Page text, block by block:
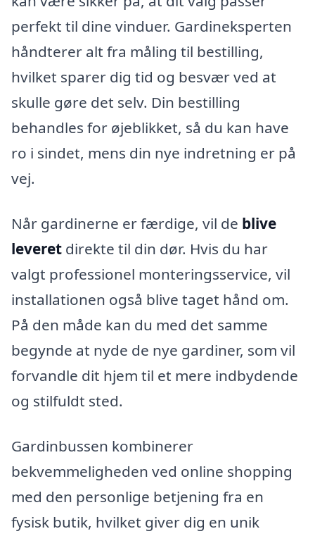
perfekt til dine vinduer. Gardineksperten
håndterer alt fra måling til bestilling,
hvilket sparer dig tid og besvær ved at
skulle gøre det selv. Din bestilling
behandles for øjeblikket, så du kan have
ro i sindet, mens din nye indretning er på
vej.
Når gardinerne er færdige, vil de blive
leveret direkte til din dør. Hvis du har
valgt professionel monteringsservice, vil
installationen også blive taget hånd om.
På den måde kan du med det samme
begynde at nyde de nye gardiner, som vil
forvandle dit hjem til et mere indbydende
og stilfuldt sted.
Gardinbussen kombinerer
bekvemmeligheden ved online shopping
med den personlige betjening fra en
fysisk butik, hvilket giver dig en unik